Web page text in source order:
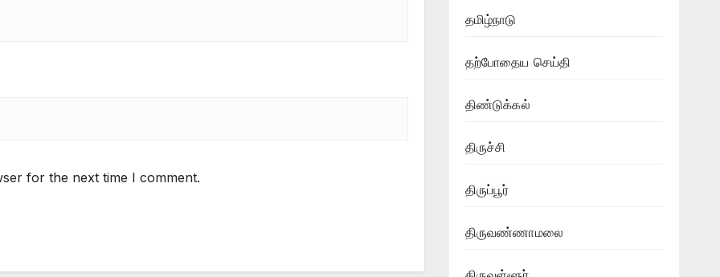
for the next time I comment.
தமிழ்நாடு
தற்போதைய செய்தி
திண்டுக்கல்
திருச்சி
திருப்பூர்
திருவண்ணாமலை